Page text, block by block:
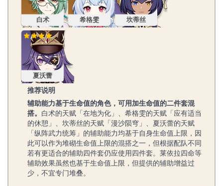
白术 希格雯 坎蒂丝
夏沃蕾
夏沃蕾
推荐说明
辅助能力基于生命值的角色，可用加生命值的二件套混
搭。 白术的天赋「在地为化」、希格雯的天赋「应有适当
的休憩」、坎蒂丝的天赋「漫沙陨穹」、夏沃蕾的天赋
「纵阵武力统筹」的辅助能力均基于自身生命值上限，因
此可以作为堆砌生命值上限的混搭之一，但根据配队不同
若有更适合的辅助四件套仍应使用四件套。莱依拉四命等
辅助效果虽然也基于生命值上限，但提供的辅助增益过
少，不宜专门堆叠。